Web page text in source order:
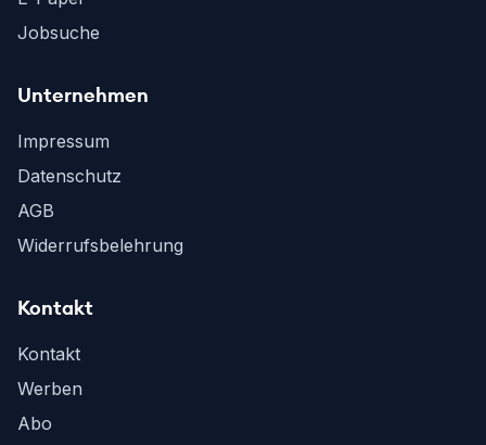
Jobsuche
Unternehmen
Impressum
Datenschutz
AGB
Widerrufsbelehrung
Kontakt
Kontakt
Werben
Abo